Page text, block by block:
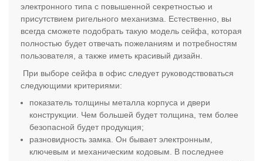
электронного типа с повышенной секретностью и
присутствием ригельного механизма. Естественно, вы
всегда сможете подобрать такую модель сейфа, которая
полностью будет отвечать пожеланиям и потребностям
пользователя, а также иметь красивый дизайн.
При выборе сейфа в офис следует руководствоваться
следующими критериями:
показатель толщины металла корпуса и двери
конструкции. Чем большей будет толщина, тем более
безопасной будет продукция;
разновидность замка. Он бывает электронным,
ключевым и механическим кодовым. В последнее